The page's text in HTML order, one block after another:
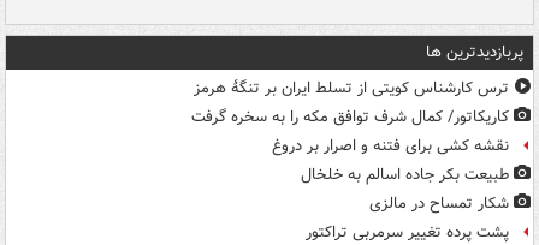
پربازدیدترین ها
ترس کارشناس کویتی از تسلط ایران بر تنگۀ هرمز
کاریکاتور/ کمال شرف توافق مکه را به سخره گرفت
نقشه کشی برای فتنه و اصرار بر دروغ
طبیعت بکر جاده اسالم به خلخال
شکار تمساح در مالزی
پشت پرده تغییر سرمربی تراکتور